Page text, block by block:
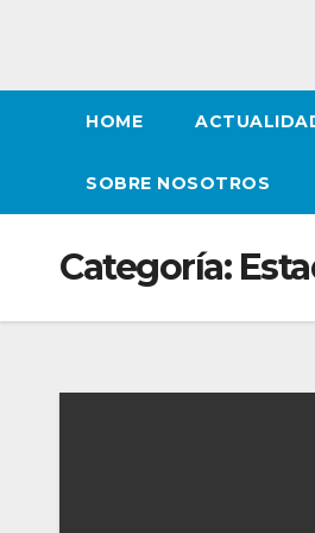
HOME
SOBRE NOSOTROS
Categoría: